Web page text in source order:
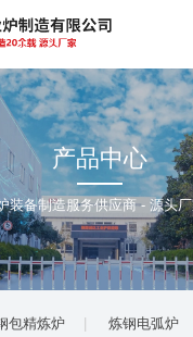
产品中心
装备制造服务供应商 - 源头
包精炼炉 炼钢电弧炉